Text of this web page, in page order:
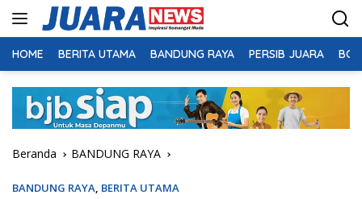
HOME BERITA UTAMA BANDUNG RAYA PERSIB JUARA
Beranda BANDUNG RAYA
BANDUNG RAYA, BERITA UTAMA